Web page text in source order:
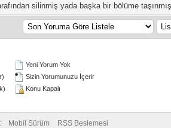
silinmiş yada başka bir bölüme
Yeni Yorum Yok
Sizin Yorumunuzu İçerir
Konu Kapalı
Mobil Sürüm RSS Beslemesi